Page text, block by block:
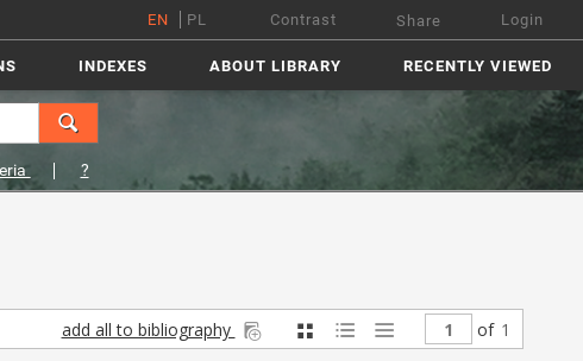
EN PL Contrast Share Login
INDEXES ABOUT LIBRARY RECENTLY VIEWED
?
add all to bibliography of 1